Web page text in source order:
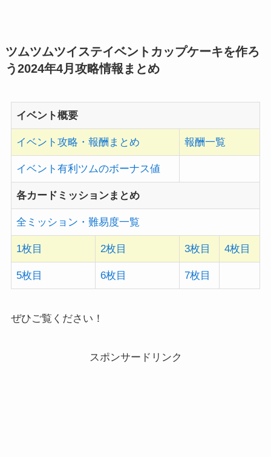
ツムツムツイステイベントカップケーキを作ろ
う2024年4月 攻略情報まとめ
イベント概要
イベント攻略・報酬まとめ 報酬一覧
イベント有利ツムのボーナス値
各カードミッションまとめ
全ミッション・難易度一覧
1枚目 2枚目 3枚目 4枚目
5枚目 6枚目 7枚目
ぜひご覧ください！
スポンサードリンク